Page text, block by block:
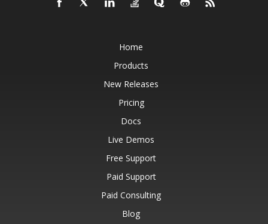
Home
Products
New Releases
Pricing
Docs
Live Demos
Free Support
Paid Support
Paid Consulting
Blog